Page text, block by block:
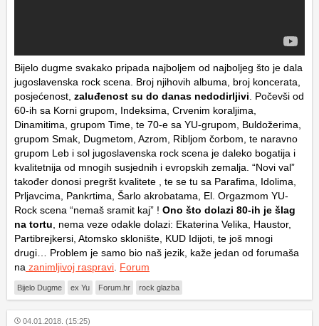
Bijelo dugme svakako pripada najboljem od najboljeg što je dala
jugoslavenska rock scena. Broj njihovih albuma, broj koncerata,
posjećenost, zaluđenost su do danas nedodirljivi . Počevši od
60-ih sa Korni grupom, Indeksima, Crvenim koraljima,
Dinamitima, grupom Time, te 70-e sa YU-grupom, Buldožerima,
grupom Smak, Dugmetom, Azrom, Ribljom čorbom, te naravno
grupom Leb i sol jugoslavenska rock scena je daleko bogatija i
kvalitetnija od mnogih susjednih i evropskih zemalja. “Novi val”
također donosi pregršt kvalitete , te se tu sa Parafima, Idolima,
Prljavcima, Pankrtima, Šarlo akrobatama, El. Orgazmom YU-
Rock scena “nemaš sramit kaj” ! Ono što dolazi 80-ih je šlag
na tortu , nema veze odakle dolazi: Ekaterina Velika, Haustor,
Partibrejkersi, Atomsko sklonište, KUD Idijoti, te još mnogi
drugi… Problem je samo bio naš jezik, kaže jedan od forumaša
na zanimljivoj raspravi Forum
Bijelo Dugme ex Yu Forum.hr rock glazba
04.01.2018. (15:25)